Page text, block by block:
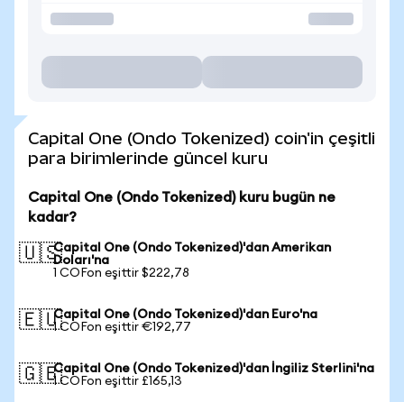
Capital One (Ondo Tokenized) coin'in çeşitli
para birimlerinde güncel kuru
Capital One (Ondo Tokenized) kuru bugün ne
kadar?
🇺🇸Capital One (Ondo Tokenized)'dan Amerikan
Doları'na
1 COFon eşittir $222,78
🇪🇺Capital One (Ondo Tokenized)'dan Euro'na
1 COFon eşittir €192,77
🇬🇧Capital One (Ondo Tokenized)'dan İngiliz Sterlini'na
1 COFon eşittir £165,13